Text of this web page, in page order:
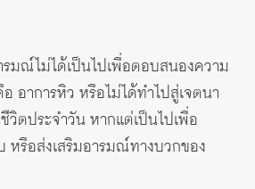
มณ์ไม่ได้เป็นไปเพื่อตอบสนองความ
อาการหิว หรือไม่ได้ทำไปสู่เจตนา
วิตประจำวัน หากแต่เป็นไปเพื่อ
หรือส่งเสริมอารมณ์ทางบวกของ